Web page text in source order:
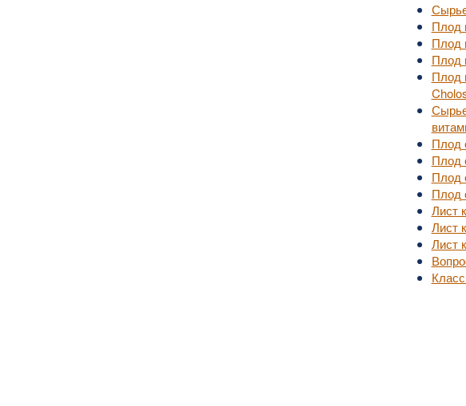
Плод
Плод
Плод
Плод
Плод
Плод
Плод
Плод
Лист
Лист
Лист